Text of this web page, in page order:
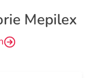
Mepilex